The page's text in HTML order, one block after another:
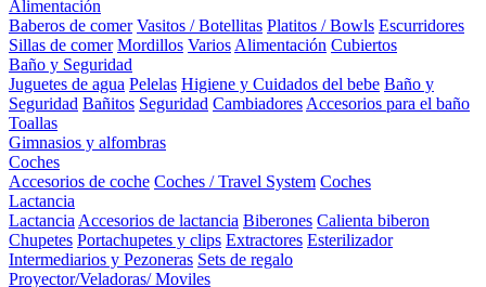
Alimentación
Baberos de comer Vasitos / Botellitas Platitos / Bowls Escurridores
Sillas de comer Mordillos Varios Alimentación Cubiertos
Baño y Seguridad
Juguetes de agua Pelelas Higiene y Cuidados del bebe Baño y
Seguridad Bañitos Seguridad Cambiadores Accesorios para el baño
Toallas
Gimnasios y alfombras
Coches
Accesorios de coche Coches / Travel System Coches
Lactancia
Lactancia Accesorios de lactancia Biberones Calienta biberon
Chupetes Portachupetes y clips Extractores Esterilizador
Intermediarios y Pezoneras Sets de regalo
Proyector/Veladoras/ Moviles